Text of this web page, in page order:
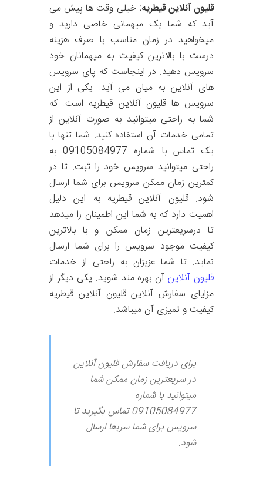
قلیون آنلاین قیطریه: خیلی وقت ها پیش می
آید که شما یک میهمانی خاصی دارید و
میخواهید در زمان مناسب با صرف هزینه
درست با بالاترین کیفیت به میهمانان خود
سرویس دهید. در اینجاست که پای سرویس
های آنلاین به میان می آید. یکی از این
سرویس ها قلیون آنلاین قیطریه است. که
شما به راحتی میتوانید به صورت آنلاین از
تمامی خدمات آن استفاده کنید. شما تنها با
یک تماس با شماره 09105084977 به
راحتی میتوانید سرویس خود را ثبت. تا در
کمترین زمان ممکن سرویس برای شما ارسال
شود. قلیون آنلاین قیطریه به این دلیل
اهمیت دارد که به شما این اطمینان را میدهد
تا درسریعترین زمان ممکن و با بالاترین
کیفیت موجود سرویس را برای شما ارسال
نماید. تا شما عزیزان به راحتی از خدمات
قلیون آنلاینآن بهره مند شوید. یکی دیگر از
مزایای سفارش آنلاین قلیون آنلاین قیطریه
کیفیت و تمیزی آن میباشد.
برای دریافت سفارش قلیون آنلاین
در سریعترین زمان ممکن شما
میتوانید با شماره
09105084977 تماس بگیرید تا
سرویس برای شما سریعا ارسال
شود.